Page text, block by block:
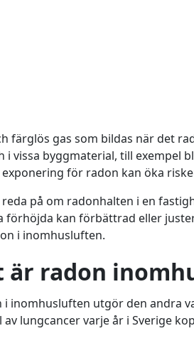
färglös gas som bildas när det
i vissa byggmaterial, till exempel
för radon kan öka
på om radonhalten i en
förhöjda kan förbättrad eller
i inomhusluften.
radon
inomhusluften utgör den andra
lungcancer varje år i Sverige